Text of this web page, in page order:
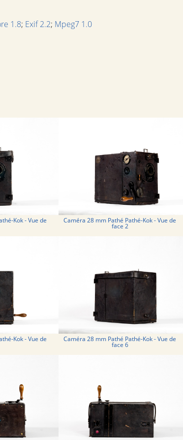
1.8; Exif 2.2; Mpeg7 1.0
Kok - Vue de Caméra 28 mm Pathé Pathé-Kok - Vue de
face 2
Kok - Vue de Caméra 28 mm Pathé Pathé-Kok - Vue de
face 6